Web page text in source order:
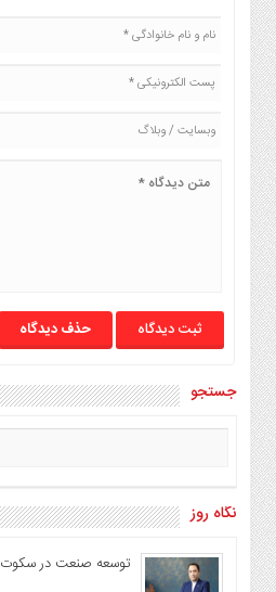
حذف دیدگاه
جستجو
نگاه روز
توسعه صنعت در سکوت